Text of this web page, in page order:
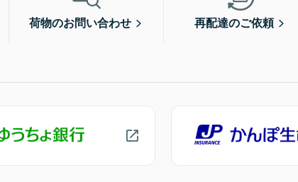
荷物のお問い合わせ 再配達のご依頼